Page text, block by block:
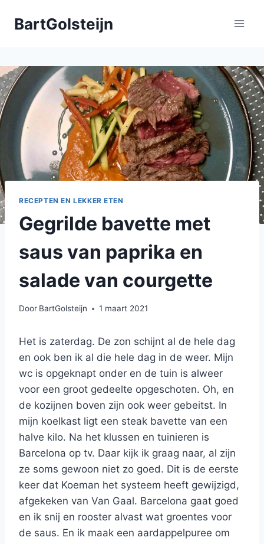
naarBartGolsteijn
RECEPTEN EN LEKKER ETEN
Gegrilde bavette met
saus van paprika en
salade van courgette
Door BartGolsteijn 1 maart 2021
Het is zaterdag. De zon schijnt al de hele dag
en ook ben ik al die hele dag in de weer. Mijn
wc is opgeknapt onder en de tuin is alweer
voor een groot gedeelte opgeschoten. Oh, en
de kozijnen boven zijn ook weer gebeitst. In
mijn koelkast ligt een steak bavette van een
halve kilo. Na het klussen en tuinieren is
Barcelona op tv. Daar kijk ik graag naar, al zijn
ze soms gewoon niet zo goed. Dit is de eerste
keer dat Koeman het systeem heeft gewijzigd,
afgekeken van Van Gaal. Barcelona gaat goed
en ik snij en rooster alvast wat groentes voor
de saus. En ik maak een aardappelpuree om